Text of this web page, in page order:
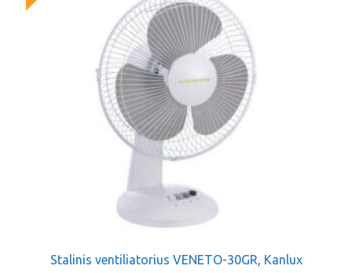
Stalinis ventiliatorius VENETO-30GR, Kanlux